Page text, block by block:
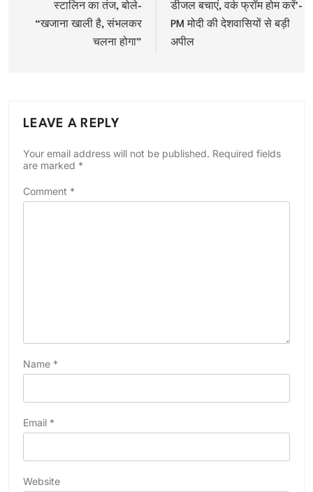
स्टालिन का तंज, बोले-
“खजाना खाली है, संभलकर
चलना होगा”
डीजल बचाएं, वर्क फ्रॉम होम करें’-
PM मोदी की देशवासियों से बड़ी
अपील
LEAVE A REPLY
Your email address will not be published. Required fields
are marked *
Comment *
Name *
Email *
Website